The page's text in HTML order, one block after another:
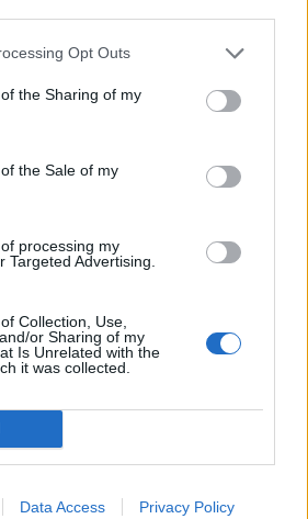
Opt Outs
the Sharing of my
the Sale of my
processing my
Targeted Advertising.
Collection, Use,
or Sharing of my
Is Unrelated with the
it was collected.
Data Access Privacy Policy
Leclerc
journaliste spécialisée en santé et
deux enfants, elle allie une solide
à une expérience concrète de la
et durable, elle s’engage depuis de
faveur des produits biologiques et
respectueuses de l’environnement.
de journaliste et de maman
des conseils pratiques, fiables et
à ses lecteurs de mieux naviguer
santé moderne tout en adoptant des